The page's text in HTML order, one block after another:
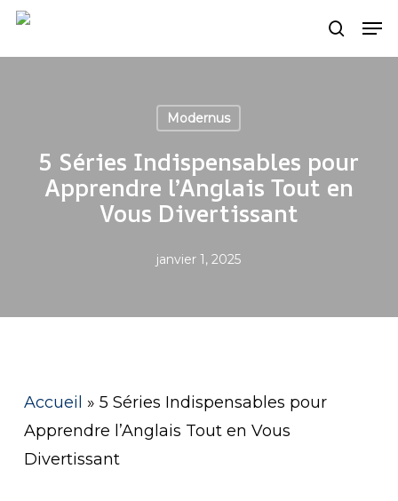
Skip
search
Modernus
5 Séries Indispensables pour
Apprendre l’Anglais Tout en
Vous Divertissant
janvier 1, 2025
Accueil » 5 Séries Indispensables pour
Apprendre l’Anglais Tout en Vous
Divertissant